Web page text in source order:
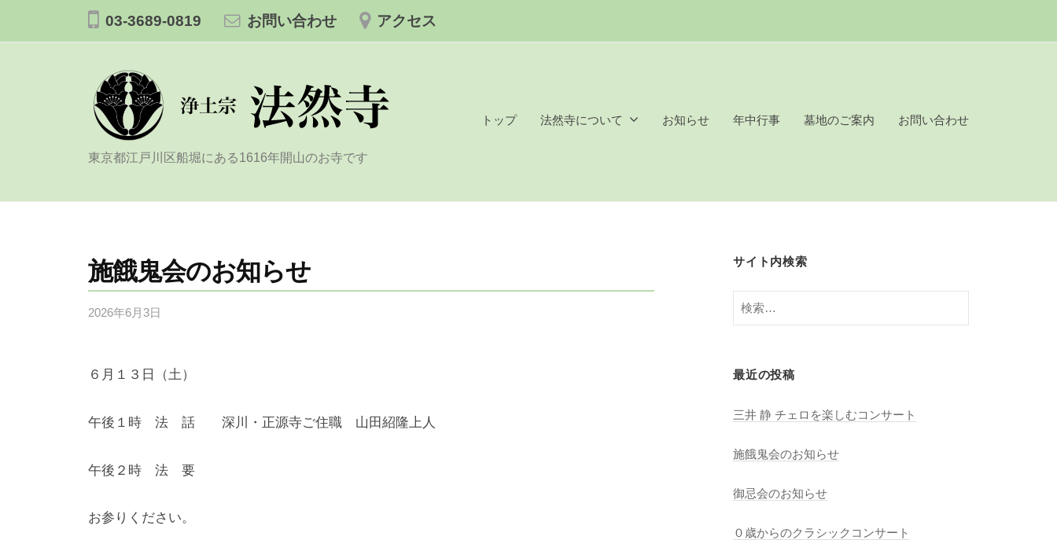
ッ
03-3689-0819 お問い合わせ アクセス
浄
然
寺
東京都江戸川区船堀にある1616年開山のお寺です
トップ 法然寺について お知らせ 年中行事 墓地のご案内 お問い合わせ
施餓鬼会のお知らせ
2026年6月3日
o
e
j
６月１３日（土）
午後１時 法 話 深川・正源寺ご住職 山田紹隆上人
午後２時 法 要
お参りください。
サイト内検索
検
索:
最近の投稿
三井 静 チェロを楽しむコンサート
施餓鬼会のお知らせ
御忌会のお知らせ
０歳からのクラシックコンサート
宗
然
寺